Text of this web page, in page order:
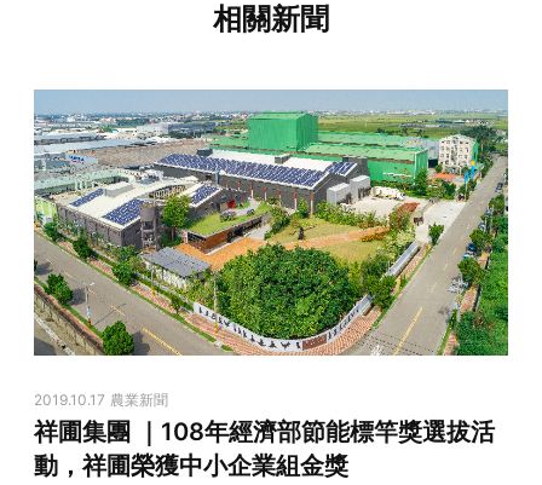
相關新聞
2019.10.17 農業新聞
祥圃集團 ｜108年經濟部節能標竿獎選拔活
動，祥圃榮獲中小企業組金獎